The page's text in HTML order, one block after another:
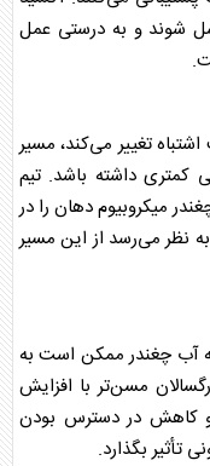
شوند و به درستی عمل
تغییر می‌کند، مسیر
کمتری داشته باشد. تیم
میکروبیوم دهان را در
نظر می‌رسد از این مسیر
آبچغندرممکن است به
مسن‌تر با افزایش
و کاهش در دسترس بودن
تأثیر بگذارد.